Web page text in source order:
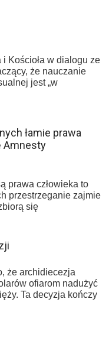
i Kościoła w dialogu ze
że nauczanie
jest „w
łamie prawa
Amnesty
prawa człowieka to
przestrzeganie zajmie
się
że archidiecezja
ofiarom nadużyć
Ta decyzja kończy